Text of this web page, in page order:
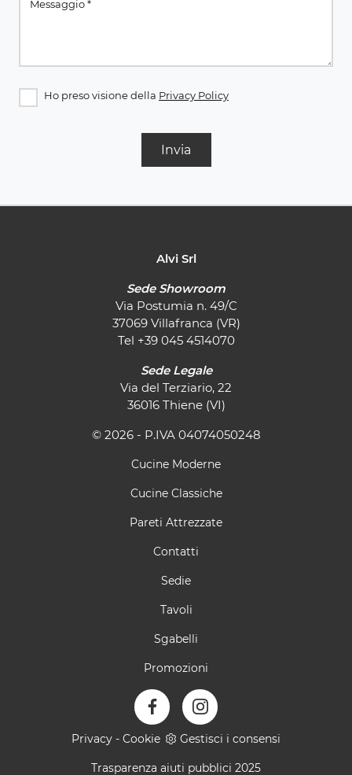
Ho preso visione della Privacy Policy
Invia
Alvi Srl
Sede Showroom
Via Postumia n. 49/C
37069 Villafranca (VR)
Tel +39 045 4514070
Sede Legale
Via del Terziario, 22
36016 Thiene (VI)
© 2026 - P.IVA 04074050248
Cucine Moderne
Cucine Classiche
Pareti Attrezzate
Contatti
Sedie
Tavoli
Sgabelli
Promozioni
Privacy - Cookie Gestisci i consensi
Trasparenza aiuti pubblici 2025